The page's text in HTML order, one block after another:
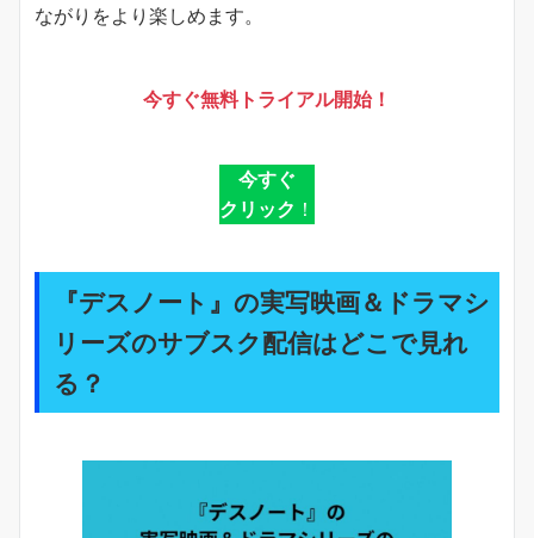
ながりをより楽しめます。
今すぐ無料トライアル開始！
今すぐ
クリック ！
『デスノート』の実写映画＆ドラマシ
リーズのサブスク配信はどこで見れ
る？